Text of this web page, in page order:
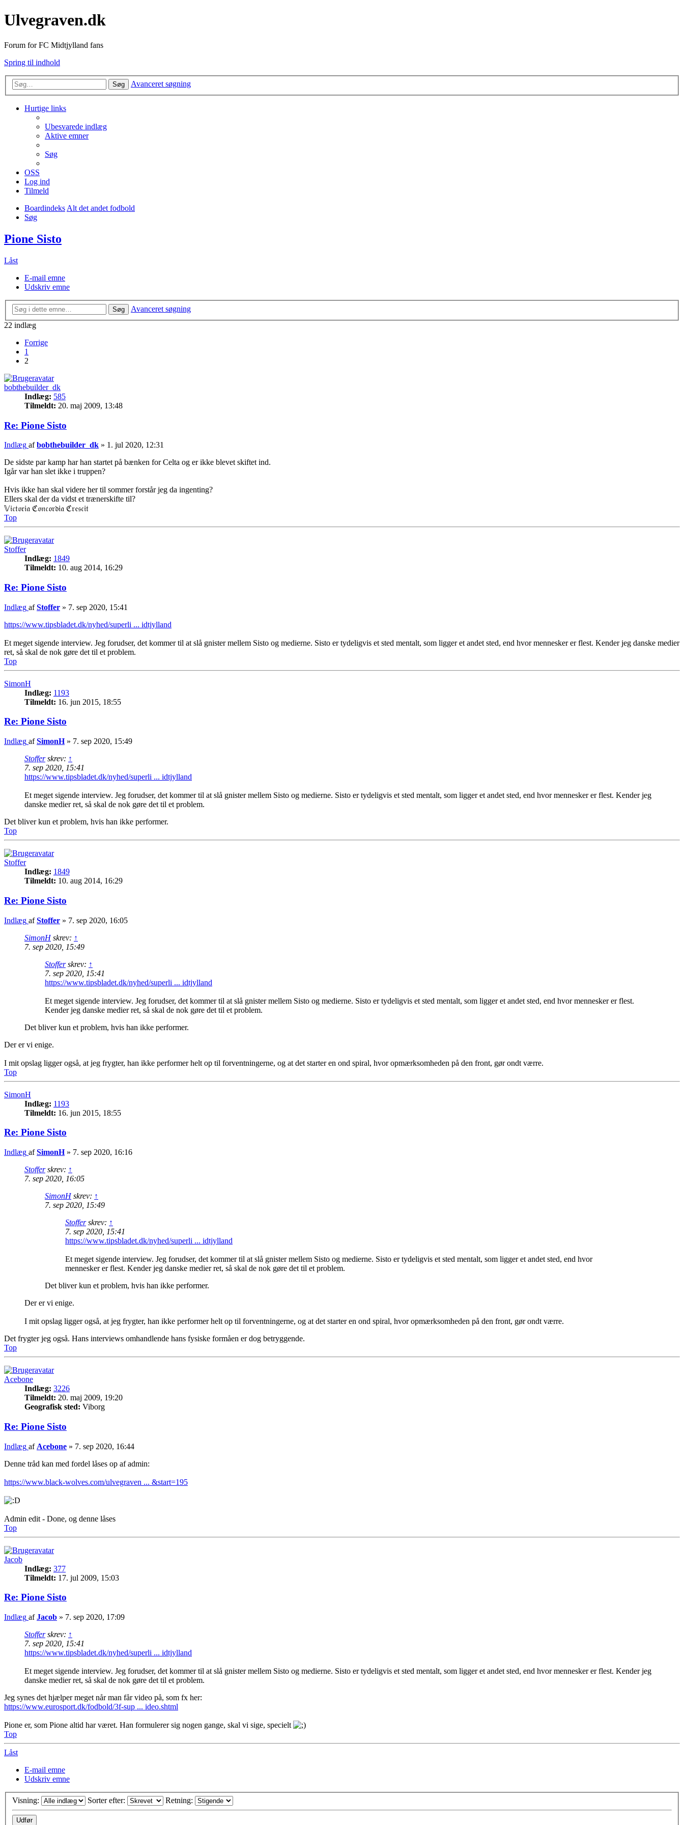
Ulvegraven.dk
Forum for FC Midtjylland fans
Spring til indhold
Søg Avanceret søgning
Hurtige links
Ubesvarede indlæg
Aktive emner
Søg
OSS
Log ind
Tilmeld
BoardindeksAlt det andet fodbold
Søg
Pione Sisto
Låst
E-mail emne
Udskriv emne
Søg
Avanceret søgning
22 indlæg
Forrige
1
2
bobthebuilder_dk
Indlæg: 585
Tilmeldt: 20. maj 2009, 13:48
Re: Pione Sisto
Indlæg afbobthebuilder_dk » 1. jul 2020, 12:31
De sidste par kamp har han startet på bænken for Celta og er ikke blevet skiftet ind.
Igår var han slet ikke i truppen?
Hvis ikke han skal videre her til sommer forstår jeg da ingenting?
Ellers skal der da vidst et trænerskifte til?
𝕍𝔦𝔠𝔱𝔬𝔯𝔦𝔞 ℭ𝔬𝔫𝔠𝔬𝔯𝔡𝔦𝔞 ℭ𝔯𝔢𝔰𝔠𝔦𝔱
Top
Stoffer
Indlæg: 1849
Tilmeldt: 10. aug 2014, 16:29
Re: Pione Sisto
Indlæg afStoffer » 7. sep 2020, 15:41
https://www.tipsbladet.dk/nyhed/superli ... idtjylland
Et meget sigende interview. Jeg forudser, det kommer til at slå gnister mellem Sisto og medierne. Sisto er tydeligvis et sted mentalt, som ligger et andet sted, end hvor mennesker er flest. Kender jeg danske medier
ret, så skal de nok gøre det til et problem.
Top
SimonH
Indlæg: 1193
Tilmeldt: 16. jun 2015, 18:55
Re: Pione Sisto
Indlæg afSimonH» 7. sep 2020, 15:49
Stofferskrev: ↑
7. sep 2020, 15:41
https://www.tipsbladet.dk/nyhed/superli ... idtjylland
Et meget sigende interview. Jeg forudser, det kommer til at slå gnister mellem Sisto og medierne. Sisto er tydeligvis et sted mentalt, som ligger et andet sted, end hvor mennesker er flest. Kender jeg
danske medier ret, så skal de nok gøre det til et problem.
Det bliver kun et problem, hvis han ikke performer.
Top
Stoffer
Indlæg: 1849
Tilmeldt: 10. aug 2014, 16:29
Re: Pione Sisto
Indlæg afStoffer » 7. sep 2020, 16:05
SimonHskrev: ↑
7. sep 2020, 15:49
Stofferskrev: ↑
7. sep 2020, 15:41
https://www.tipsbladet.dk/nyhed/superli ... idtjylland
Et meget sigende interview. Jeg forudser, det kommer til at slå gnister mellem Sisto og medierne. Sisto er tydeligvis et sted mentalt, som ligger et andet sted, end hvor mennesker er flest.
Kender jeg danske medier ret, så skal de nok gøre det til et problem.
Det bliver kun et problem, hvis han ikke performer.
Der er vi enige.
I mit opslag ligger også, at jeg frygter, han ikke performer helt op til forventningerne, og at det starter en ond spiral, hvor opmærksomheden på den front, gør ondt værre.
Top
SimonH
Indlæg: 1193
Tilmeldt: 16. jun 2015, 18:55
Re: Pione Sisto
Indlæg afSimonH» 7. sep 2020, 16:16
Stofferskrev: ↑
7. sep 2020, 16:05
SimonHskrev: ↑
7. sep 2020, 15:49
Stofferskrev: ↑
7. sep 2020, 15:41
https://www.tipsbladet.dk/nyhed/superli ... idtjylland
Et meget sigende interview. Jeg forudser, det kommer til at slå gnister mellem Sisto og medierne. Sisto er tydeligvis et sted mentalt, som ligger et andet sted, end hvor
mennesker er flest. Kender jeg danske medier ret, så skal de nok gøre det til et problem.
Det bliver kun et problem, hvis han ikke performer.
Der er vi enige.
I mit opslag ligger også, at jeg frygter, han ikke performer helt op til forventningerne, og at det starter en ond spiral, hvor opmærksomheden på den front, gør ondt værre.
Det frygter jeg også. Hans interviews omhandlende hans fysiske formåen er dog betryggende.
Top
Acebone
Indlæg: 3226
Tilmeldt: 20. maj 2009, 19:20
Geografisk sted: Viborg
Re: Pione Sisto
Indlæg af Acebone » 7. sep 2020, 16:44
Denne tråd kan med fordel låses op af admin:
https://www.black-wolves.com/ulvegraven ... &start=195
Admin edit - Done, og denne låses
Top
Jacob
Indlæg: 377
Tilmeldt: 17. jul 2009, 15:03
Re: Pione Sisto
Indlæg afJacob » 7. sep 2020, 17:09
Stofferskrev: ↑
7. sep 2020, 15:41
https://www.tipsbladet.dk/nyhed/superli ... idtjylland
Et meget sigende interview. Jeg forudser, det kommer til at slå gnister mellem Sisto og medierne. Sisto er tydeligvis et sted mentalt, som ligger et andet sted, end hvor mennesker er flest. Kender jeg
danske medier ret, så skal de nok gøre det til et problem.
Jeg synes det hjælper meget når man får video på, som fx her:
https://www.eurosport.dk/fodbold/3f-sup ... ideo.shtml
Pione er, som Pione altid har været. Han formulerer sig nogen gange, skal vi sige, specielt
Top
Låst
E-mail emne
Udskriv emne
Visning: Sorter efter: Retning: